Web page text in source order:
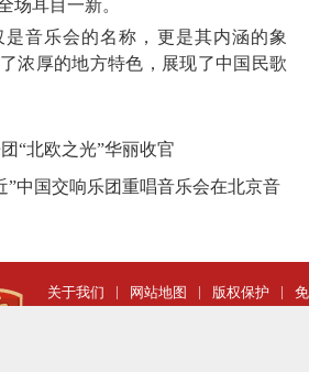
场耳目一新。
音乐会的名称，更是其内涵的象
浓厚的地方特色，展现了中国民歌
“北欧之光”华丽收官
”中国交响乐团重唱音乐会在北京音